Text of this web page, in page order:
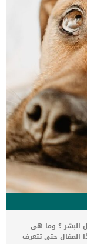
البشر ؟ وما هى
المقال حتى تتعرف